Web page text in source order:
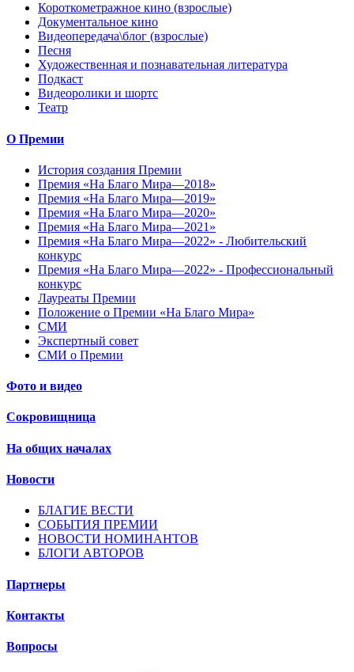
Короткометражное кино (взрослые)
Документальное кино
Видеопередача\блог (взрослые)
Песня
Художественная и познавательная литература
Подкаст
Видеоролики и шортс
Театр
О Премии
История создания Премии
Премия «На Благо Мира—2018»
Премия «На Благо Мира—2019»
Премия «На Благо Мира—2020»
Премия «На Благо Мира—2021»
Премия «На Благо Мира—2022» - Любительский
конкурс
Премия «На Благо Мира—2022» - Профессиональный
конкурс
Лауреаты Премии
Положение о Премии «На Благо Мира»
СМИ
Экспертный совет
СМИ о Премии
Фото и видео
Сокровищница
На общих началах
Новости
БЛАГИЕ ВЕСТИ
СОБЫТИЯ ПРЕМИИ
НОВОСТИ НОМИНАНТОВ
БЛОГИ АВТОРОВ
Партнеры
Контакты
Вопросы